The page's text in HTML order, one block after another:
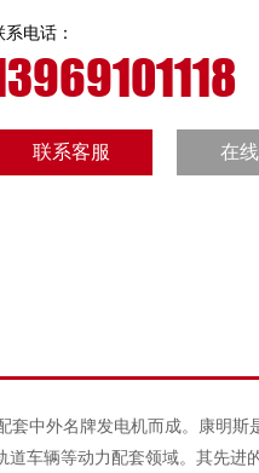
系电话：
联系客服 在
中外名牌发电机而成。康明斯
车辆等动力配套领域。其先进